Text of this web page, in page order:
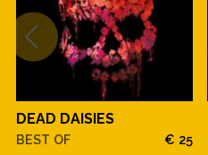
DEAD DAISIES
BEST OF € 25